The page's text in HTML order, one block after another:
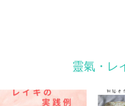
靈氣・レ